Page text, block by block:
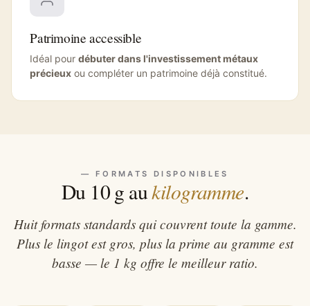
Patrimoine accessible
Idéal pourdébuter dans l'investissement métaux
précieux ou compléter un patrimoine déjà constitué.
— FORMATS DISPONIBLES
Du 10 g aukilogramme.
Huit formats standards qui couvrent toute la gamme.
Plus le lingot est gros, plus la prime au gramme est
basse — le 1 kg offre le meilleur ratio.